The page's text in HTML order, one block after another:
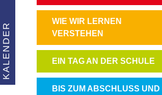
KALENDER
ÜBERSPRINGEN
NAVIGATION
ÜBERSPRINGEN
WIE WIR LERNEN
VERSTEHEN
NAVIGATION
ÜBERSPRINGEN
EIN TAG AN DER SCHULE
NAVIGATION
BIS ZUM ABSCHLUSS UND